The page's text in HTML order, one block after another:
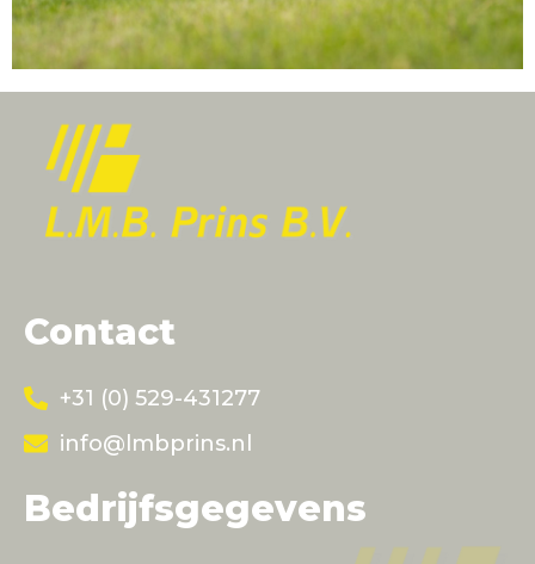
Contact
+31 (0) 529-431277
info@lmbprins.nl
Bedrijfsgegevens